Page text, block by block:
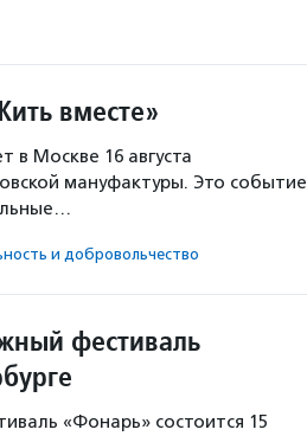
вместе»
в Москве 16 августа
мануфактуры. Это событие
и доброволь­чест­во
фестиваль
«Фонарь» состоится 15